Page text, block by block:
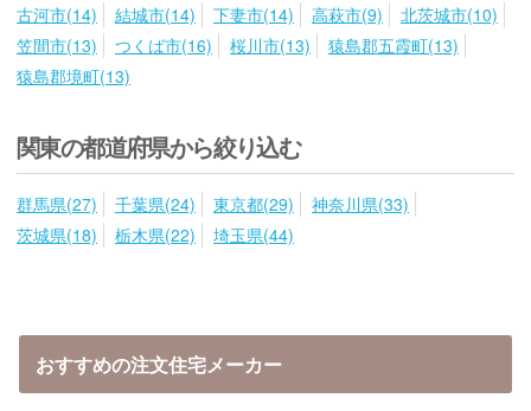
古河市(14)
結城市(14) 下妻市(14) 高萩市(9)
北茨城市(10)
笠間市(13)
つくば市(16) 桜川市(13)
猿島郡五霞町(13)
猿島郡境町(13)
関東の都道府県から絞り込む
群馬県(27) 千葉県(24) 東京都(29)
神奈川県(33)
茨城県(18)
栃木県(22) 埼玉県(44)
おすすめの注文住宅メーカー